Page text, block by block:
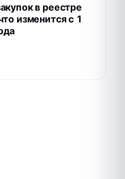
в реестре
изменится с 1